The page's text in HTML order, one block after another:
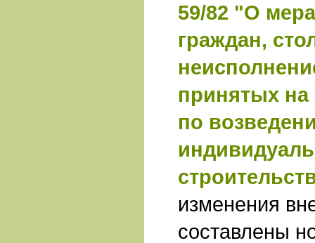
59/82 "О
граждан,
принятых на
по
изменения
составлены